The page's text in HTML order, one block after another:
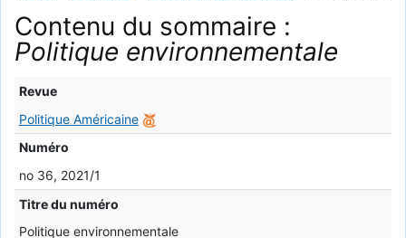
Contenu du sommaire :
Politique environnementale
Revue
Politique Américaine
Numéro
no 36, 2021/1
Titre du numéro
Politique environnementale